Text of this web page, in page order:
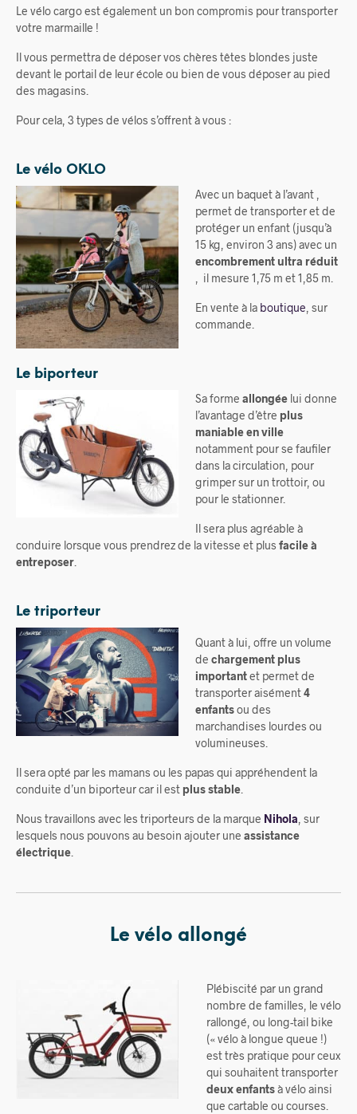
Le vélo cargo est également un bon compromis pour transporter
votre marmaille !
Il vous permettra de déposer vos chères têtes blondes juste
devant le portail de leur école ou bien de vous déposer au pied
des magasins.
Pour cela, 3 types de vélos s’offrent à vous :
Le vélo OKLO
Avec un baquet à l’avant ,
permet de transporter et de
protéger un enfant (jusqu’à
15 kg, environ 3 ans) avec un
encombrement ultra réduit
, il mesure 1,75 m et 1,85 m.
En vente à la boutique, sur
commande.
Le biporteur
Sa forme allongée lui donne
l’avantage d’être plus
maniable en ville
notamment pour se faufiler
dans la circulation, pour
grimper sur un trottoir, ou
pour le stationner.
Il sera plus agréable à
conduire lorsque vous prendrez de la vitesse et plus facile à
entreposer.
Le triporteur
Quant à lui, offre un volume
de chargement plus
importantet permet de
transporter aisément4
enfantsou des
marchandises lourdes ou
volumineuses.
Il sera opté par les mamans ou les papas qui appréhendent la
conduite d’un biporteur car il est plus stable.
Nous travaillons avec les triporteurs de la marque Nihola, sur
lesquels nous pouvons au besoin ajouter une assistance
électrique.
Le vélo allongé
Plébiscité par un grand
nombre de familles, le vélo
rallongé, ou long-tail bike
(« vélo à longue queue !)
est très pratique pour ceux
qui souhaitent transporter
deux enfantsà vélo ainsi
que cartable ou courses.